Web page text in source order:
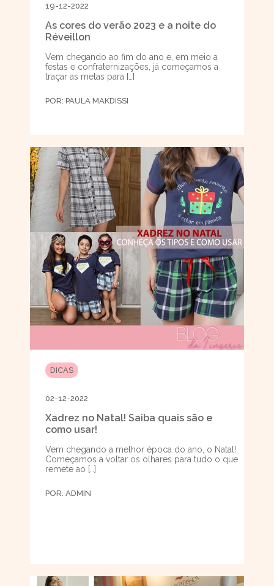
19-12-2022
As cores do verão 2023 e a noite do
Réveillon
Vem chegando ao fim do ano e, em meio a
festas e confraternizações, já começamos a
traçar as metas para […]
POR: PAULA MAKDISSI
DICAS
02-12-2022
Xadrez no Natal! Saiba quais são e
como usar!
Vem chegando a melhor época do ano, o Natal!
Começamos a voltar os olhares para tudo o que
remete ao […]
POR: ADMIN